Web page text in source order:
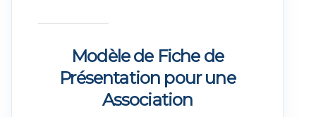
Modèle de Fiche de
Présentation pour une
Association